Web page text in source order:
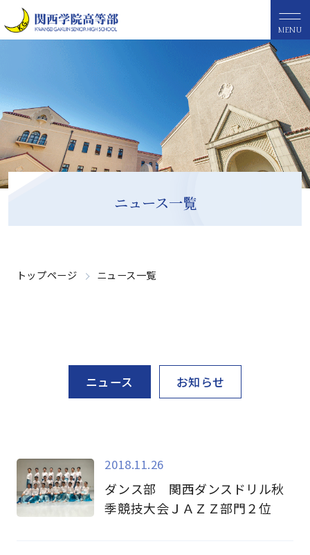
MENU
ニュース一覧
トップページ ニュース一覧
ニュース お知らせ
2018.11.26
ダンス部 関西ダンスドリル秋
季競技大会ＪＡＺＺ部門２位